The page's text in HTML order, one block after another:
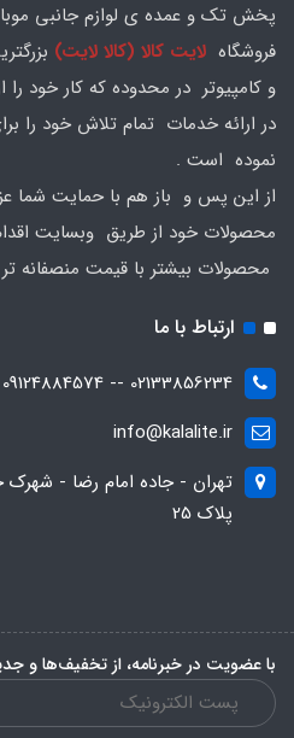
پخش تک و عمده ی لوازم جانبی
فروشگاه لایت کالا (کالا لایت)
در ارائه خدمات تمام تلاش خود را
نموده است .
از این پس و باز هم با حمایت شما
محصولات خود از طریق وبسایت
محصولات بیشتر با قیمت منصفانه
ارتباط با ما
02133856234 -- 09124884574
info@kalalite.ir
پلاک 25
با عضویت در خبرنامه، از تخفیف‌ها و